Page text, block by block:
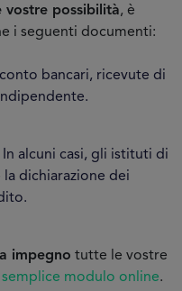
vostre possibilità, è
i seguenti documenti:
bancari, ricevute di
alcuni casi, gli istituti di
dichiarazione dei
impegno tutte le vostre
semplice modulo online.